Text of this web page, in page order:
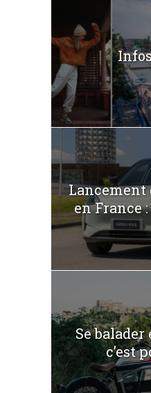
Lancement
en France
Se
c’est